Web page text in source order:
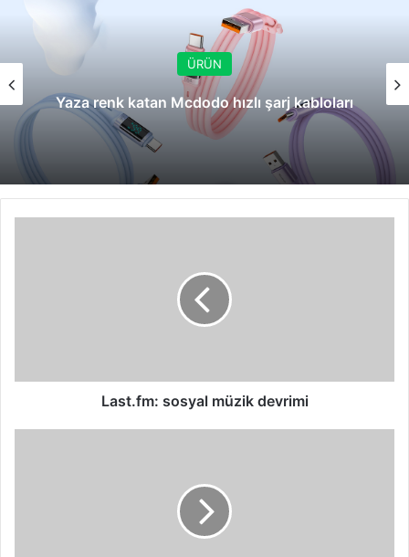
ÜRÜN
Yaza renk katan Mcdodo hızlı şarj kabloları
Last.fm: sosyal müzik devrimi